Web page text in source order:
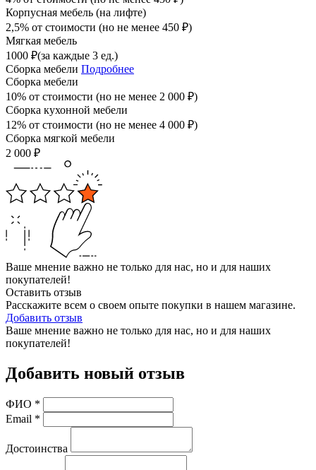
Корпусная мебель (на лифте)
2,5% от стоимости (но не менее 450 ₽)
Мягкая мебель
1000 ₽(за каждые 3 ед.)
Сборка мебели Подробнее
Сборка мебели
10% от стоимости (но не менее 2 000 ₽)
Сборка кухонной мебели
12% от стоимости (но не менее 4 000 ₽)
Сборка мягкой мебели
2 000 ₽
Ваше мнение важно не только для нас, но и для наших
покупателей!
Оставить отзыв
Расскажите всем о своем опыте покупки в нашем магазине.
Добавить отзыв
Ваше мнение важно не только для нас, но и для наших
покупателей!
Добавить новый отзыв
ФИО *
Email *
Достоинства